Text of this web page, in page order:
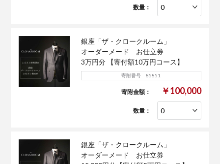
数量：
銀座「ザ・クロークルーム」
オーダーメード お仕立券
3万円分 【寄付額10万円コース】
寄附番号 85851
寄附金額： ￥100,000
数量：
銀座「ザ・クロークルーム」
オーダーメード お仕立券